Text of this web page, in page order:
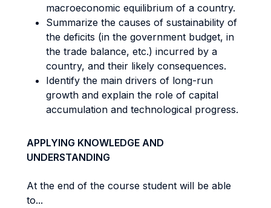
macroeconomic equilibrium of a country.
Summarize the causes of sustainability of
the deficits (in the government budget, in
the trade balance, etc.) incurred by a
country, and their likely consequences.
Identify the main drivers of long-run
growth and explain the role of capital
accumulation and technological progress.
APPLYING KNOWLEDGE AND
UNDERSTANDING
At the end of the course student will be able
to...